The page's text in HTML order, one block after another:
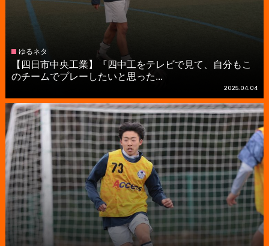
ゆるネタ
【四日市中央工業】『四中工をテレビで見て、自分もこ
のチームでプレーしたいと思った...
2025.04.04